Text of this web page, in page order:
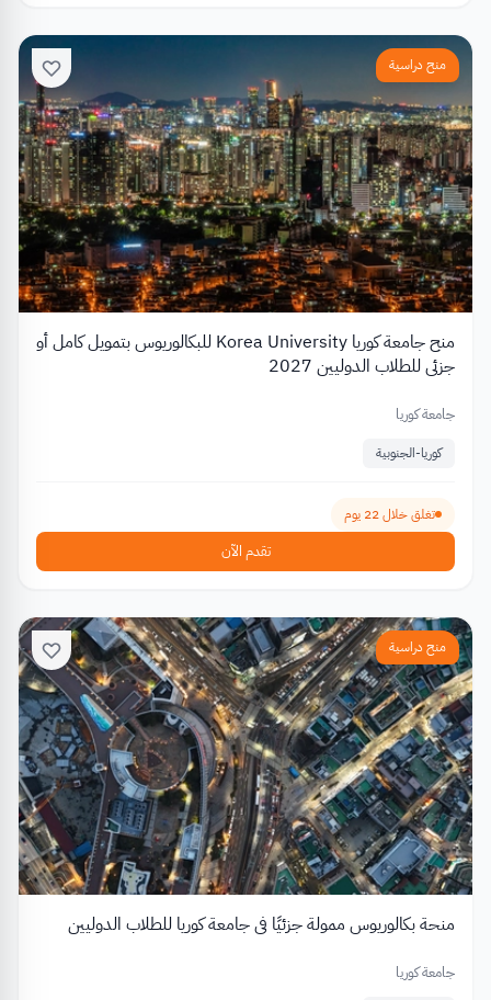
منح دراسية
منح جامعة كوريا Korea University للبكالوريوس بتمويل كامل أو
جزئي للطلاب الدوليين 2027
جامعة كوريا
كوريا-الجنوبية
تغلق خلال 22 يوم
تقدم الآن
منح دراسية
منحة بكالوريوس ممولة جزئيًا في جامعة كوريا للطلاب الدوليين
جامعة كوريا